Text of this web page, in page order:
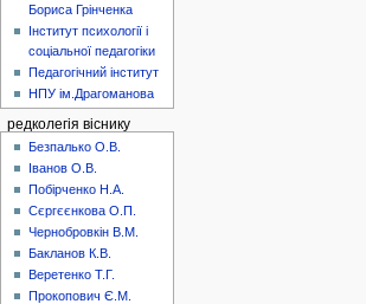
Бориса Грінченка
Інститут психології і
соціальної педагогіки
Педагогічний інститут
НПУ ім.Драгоманова
редколегія віснику
Безпалько О.В.
Іванов О.В.
Побірченко Н.А.
Сєргєєнкова О.П.
Чернобровкін В.М.
Бакланов К.В.
Веретенко Т.Г.
Прокопович Є.М.